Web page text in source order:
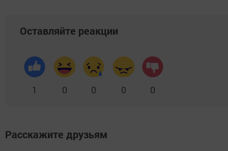
Оставляйте реакции
1 0 0 0 0
Расскажите друзьям